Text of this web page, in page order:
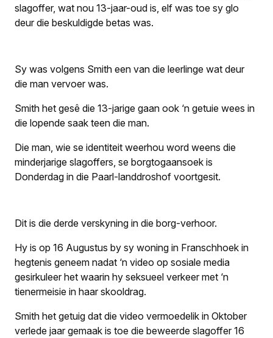
slagoffer, wat nou 13-jaar-oud is, elf was toe sy glo
deur die beskuldigde betas was.
Sy was volgens Smith een van die leerlinge wat deur
die man vervoer was.
Smith het gesê die 13-jarige gaan ook ‘n getuie wees in
die lopende saak teen die man.
Die man, wie se identiteit weerhou word weens die
minderjarige slagoffers, se borgtogaansoek is
Donderdag in die Paarl-landdroshof voortgesit.
Dit is die derde verskyning in die borg-verhoor.
Hy is op 16 Augustus by sy woning in Franschhoek in
hegtenis geneem nadat ‘n video op sosiale media
gesirkuleer het waarin hy seksueel verkeer met ‘n
tienermeisie in haar skooldrag.
Smith het getuig dat die video vermoedelik in Oktober
verlede jaar gemaak is toe die beweerde slagoffer 16